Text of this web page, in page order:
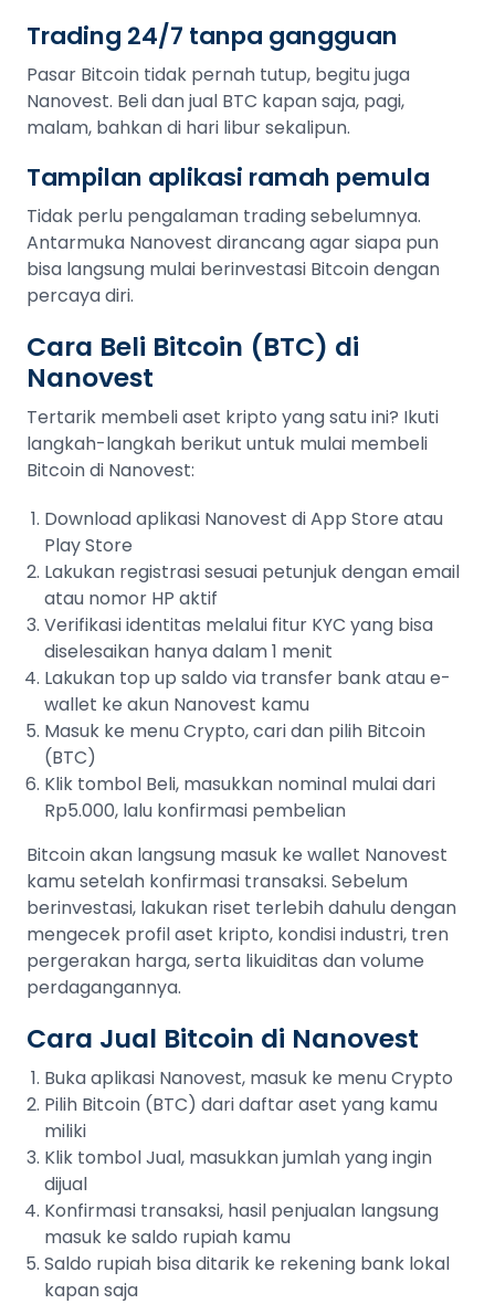
Trading 24/7 tanpa gangguan
Pasar Bitcoin tidak pernah tutup, begitu juga
Nanovest. Beli dan jual BTC kapan saja, pagi,
malam, bahkan di hari libur sekalipun.
Tampilan aplikasi ramah pemula
Tidak perlu pengalaman trading sebelumnya.
Antarmuka Nanovest dirancang agar siapa pun
bisa langsung mulai berinvestasi Bitcoin dengan
percaya diri.
Cara Beli Bitcoin (BTC) di
Nanovest
Tertarik membeli aset kripto yang satu ini? Ikuti
langkah-langkah berikut untuk mulai membeli
Bitcoin di Nanovest:
Download aplikasi Nanovest di App Store atau
Play Store
Lakukan registrasi sesuai petunjuk dengan email
atau nomor HP aktif
Verifikasi identitas melalui fitur KYC yang bisa
diselesaikan hanya dalam 1 menit
Lakukan top up saldo via transfer bank atau e-
wallet ke akun Nanovest kamu
Masuk ke menu Crypto, cari dan pilih Bitcoin
(BTC)
Klik tombol Beli, masukkan nominal mulai dari
Rp5.000, lalu konfirmasi pembelian
Bitcoin akan langsung masuk ke wallet Nanovest
kamu setelah konfirmasi transaksi. Sebelum
berinvestasi, lakukan riset terlebih dahulu dengan
mengecek profil aset kripto, kondisi industri, tren
pergerakan harga, serta likuiditas dan volume
perdagangannya.
Cara Jual Bitcoin di Nanovest
Buka aplikasi Nanovest, masuk ke menu Crypto
Pilih Bitcoin (BTC) dari daftar aset yang kamu
miliki
Klik tombol Jual, masukkan jumlah yang ingin
dijual
Konfirmasi transaksi, hasil penjualan langsung
masuk ke saldo rupiah kamu
Saldo rupiah bisa ditarik ke rekening bank lokal
kapan saja